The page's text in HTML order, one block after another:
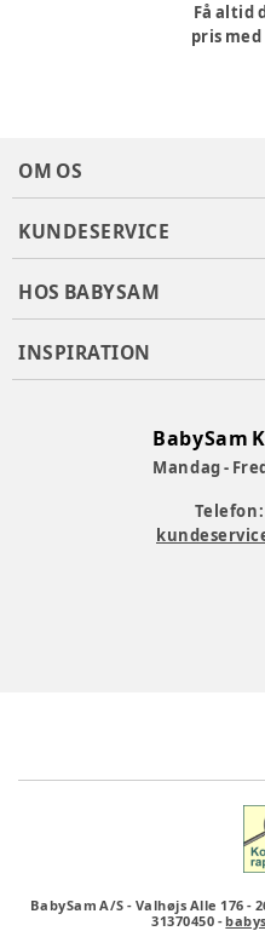
Få altid
pris
OM OS
KUNDESERVICE
HOS BABYSAM
INSPIRATION
BabySam
Mandag -
Telefon:
BabySam A/S - Valhøjs Alle 176 -
31370450 -